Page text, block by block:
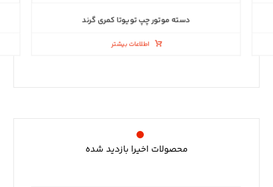
دسته موتور چپ تویوتا کمری گرند
اطلاعات بیشتر
محصولات اخیرا بازدید شده